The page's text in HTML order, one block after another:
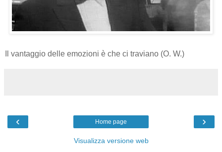
Il vantaggio delle emozioni è che ci traviano (O. W.)
‹ ›
Home page
Visualizza versione web